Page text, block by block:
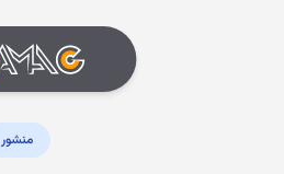
منشور